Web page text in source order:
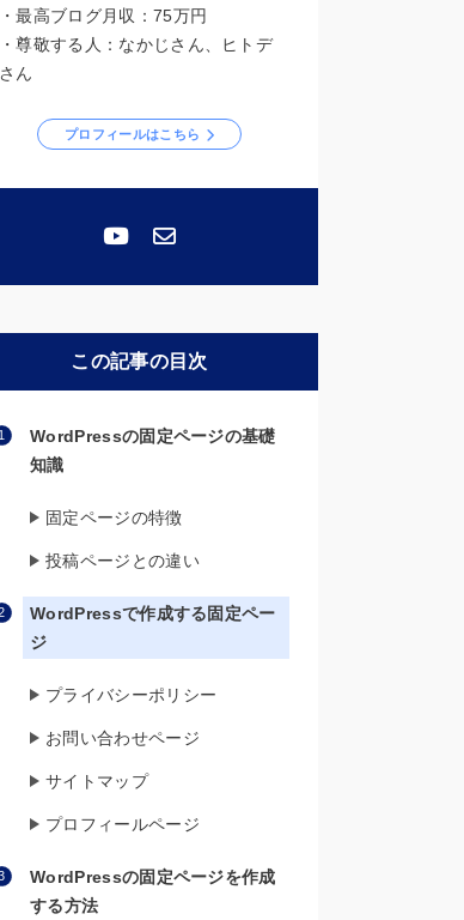
・最高ブログ月収：75万円
・尊敬する人：なかじさん、ヒトデ
さん
プロフィールはこちら
この記事の目次
WordPressの固定ページの基礎
知識
固定ページの特徴
投稿ページとの違い
WordPressで作成する固定ペー
ジ
プライバシーポリシー
お問い合わせページ
サイトマップ
プロフィールページ
WordPressの固定ページを作成
する方法